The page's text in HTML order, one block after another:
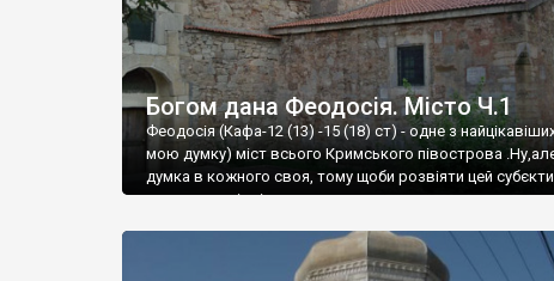
Богом дана Феодосія. Місто Ч.1
Феодосія (Кафа-12 (13) -15 (18) ст) - одне з
мою думку) міст всього Кримського півострова
думка в кожного своя, тому щоби розвіяти цей
запрошую відвідати це